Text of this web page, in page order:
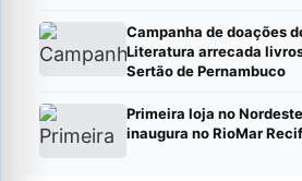
Campanha de doações
Literatura arrecada
Sertão de Pernambuco
Primeira loja no
inaugura no RioMar